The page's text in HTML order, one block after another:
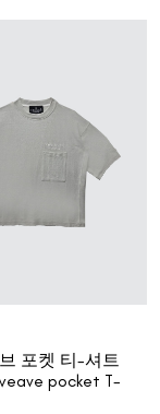
포켓 티-셔트
pocket T-